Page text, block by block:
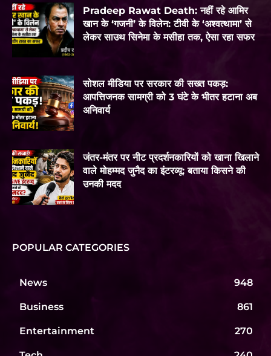
Pradeep Rawat Death: नहीं रहे आमिर
खान के ‘गजनी’ के विलेन: टीवी के ‘अश्वत्थामा’ से
लेकर साउथ सिनेमा के मसीहा तक, ऐसा रहा सफर
सोशल मीडिया पर सरकार की सख्त पकड़:
आपत्तिजनक सामग्री को 3 घंटे के भीतर हटाना अब
अनिवार्य
जंतर-मंतर पर नीट प्रदर्शनकारियों को खाना खिलाने
वाले मोहम्मद जुनैद का इंटरव्यू: बताया किसने की
उनकी मदद
POPULAR CATEGORIES
News 948
Business 861
Entertainment 270